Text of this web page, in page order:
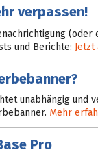
verpassen!
und Berichte: Jetzt
unabhängig und
Mehr
Pro